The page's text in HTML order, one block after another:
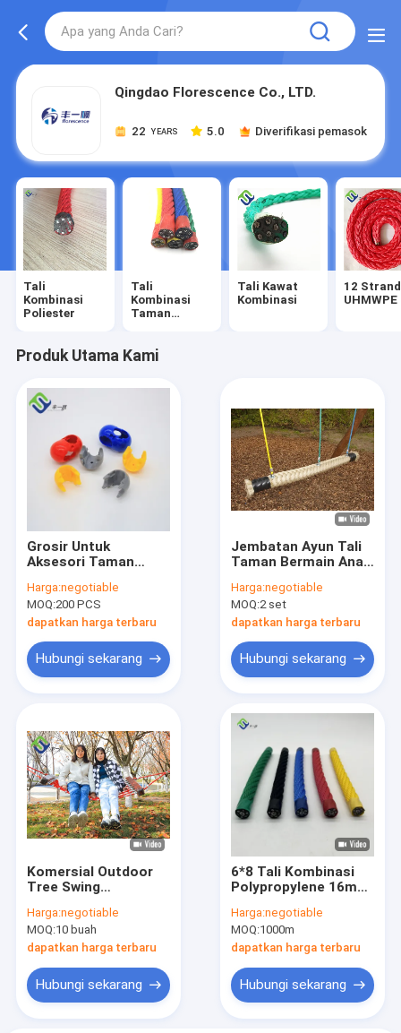
Qingdao Florescence Co., LTD.
22 YEARS 5.0 Diverifikasi pemasok
Tali
Kombinasi
Poliester
Tali
Kombinasi
Taman
Tali Kawat
Kombinasi
12 Strand
Produk Utama Kami
Grosir Untuk
Aksesori Taman
Konektor Tali Plastik
Harga:negotiable
MOQ:200 PCS
dapatkan harga terbaru
Hubungi sekarang
Jembatan Ayun Tali
Taman Bermain Anak
Disesuaikan
Harga:negotiable
MOQ:2 set
dapatkan harga terbaru
Hubungi sekarang
Komersial Outdoor
Tree Swing
Heavy Duty EN1176
standar
Harga:negotiable
MOQ:10 buah
dapatkan harga terbaru
Hubungi sekarang
6*8 Tali Kombinasi
Polypropylene 16mm
Taman Bermain
Harga:negotiable
MOQ:1000m
dapatkan harga terbaru
Hubungi sekarang